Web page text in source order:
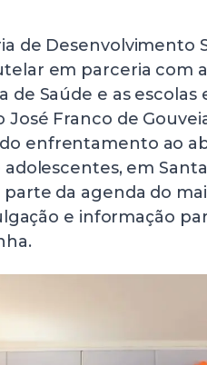
de Desenvolvimento
em parceria com
de Saúde e as escolas
Franco de
enfrentamento ao
em
da agenda do
e informação